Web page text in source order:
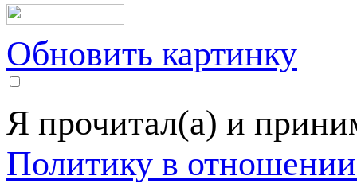
Обновить картинку
Я прочитал(а) и
Политику в